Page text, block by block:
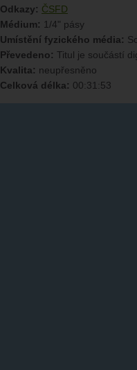
Odkazy: ČSFD
Médium: 1/4" pásy
Umístění fyzického média:
Převedeno: Titul je součástí
Kvalita: neupřesněno
Celková délka: 00:31:53